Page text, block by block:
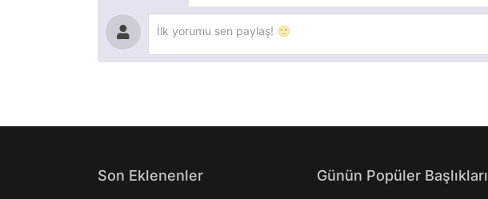
Son Eklenenler Günün Popüler Başlıkları